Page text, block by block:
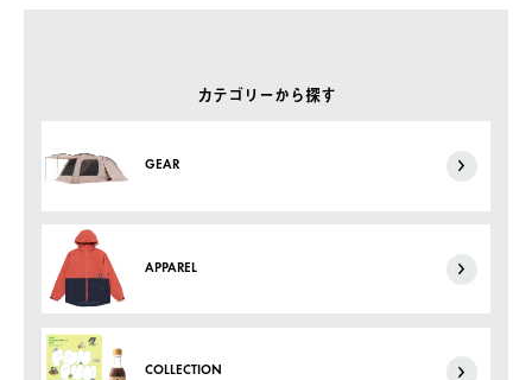
カテゴリーから探す
GEAR
APPAREL
COLLECTION